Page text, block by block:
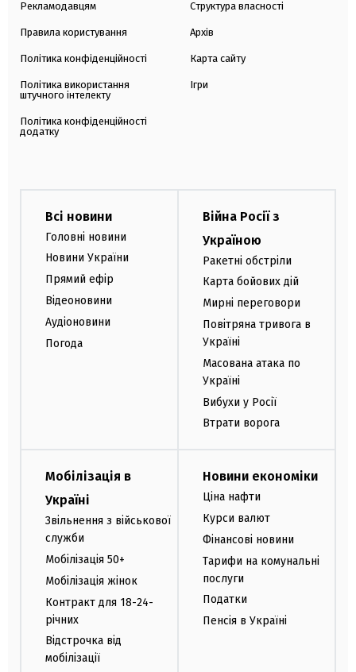
Рекламодавцям
Правила користування
Політика конфіденційності
Політика використання
штучного інтелекту
Політика конфіденційності
додатку
Структура власності
Архів
Карта сайту
Ігри
Всі новини
Головні новини
Новини України
Прямий ефір
Відеоновини
Аудіоновини
Погода
Війна Росії з
Україною
Ракетні обстріли
Карта бойових дій
Мирні переговори
Повітряна тривога в
Україні
Масована атака по
Україні
Вибухи у Росії
Втрати ворога
Мобілізація в
Україні
Звільнення з військової
служби
Мобілізація 50+
Мобілізація жінок
Контракт для 18-24-
річних
Відстрочка від
мобілізації
Новини економіки
Ціна нафти
Курси валют
Фінансові новини
Тарифи на комунальні
послуги
Податки
Пенсія в Україні